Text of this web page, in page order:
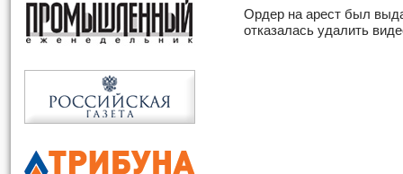
Ордер на арест был
отказалась удалить